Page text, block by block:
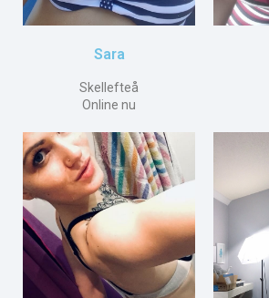
Sara
Skellefteå
Online nu